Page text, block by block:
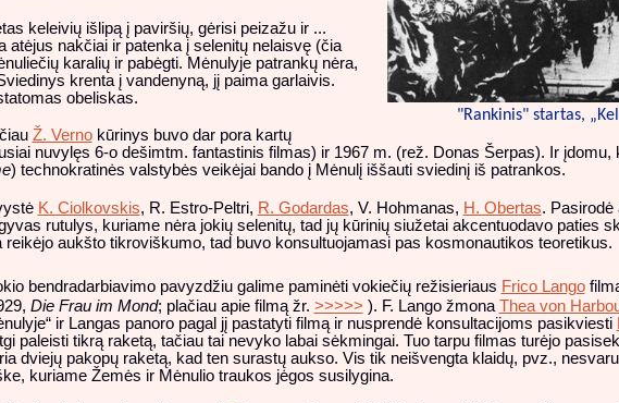
"Rankinis" startas,
keleivių išlipą į paviršių, gėrisi peizažu ir ...
nakčiai ir patenka į selenitų nelaisvę (čia
karalių ir pabėgti. Mėnulyje patrankų nėra,
krenta į vandenyną, jį paima garlaivis.
obeliskas.
Ž. Vernokūrinys buvo dar pora kartų
nuvylęs 6-o dešimtm. fantastinis filmas) ir 1967 m. (rež. Donas Šerpas). Ir įdomu,
) technokratinės valstybės veikėjai bando į Mėnulį iššauti sviedinį iš patrankos.
K. Ciolkovskis, R. Estro-Peltri, R. Godardas, V. Hohmanas, H. Obertas. Pasirodė
rutulys, kuriame nėra jokių selenitų, tad jų kūrinių siužetai akcentuodavo paties
reikėjo aukšto tikroviškumo, tad buvo konsultuojamasi pas kosmonautikos teoretikus.
bendradarbiavimo pavyzdžiu galime paminėti vokiečių režisieriaus Frico Lango
Die Frau im Mond; plačiau apie filmą žr. >>>>> ). F. Lango žmona Thea von
ir Langas panoro pagal jį pastatyti filmą ir nusprendė konsultacijoms pasikviesti
paleisti tikrą raketą, tačiau tai nevyko labai sėkmingai. Tuo tarpu filmas turėjo
dviejų pakopų raketą, kad ten surastų aukso. Vis tik neišvengta klaidų, pvz.,
kuriame Žemės ir Mėnulio traukos jėgos susilygina.